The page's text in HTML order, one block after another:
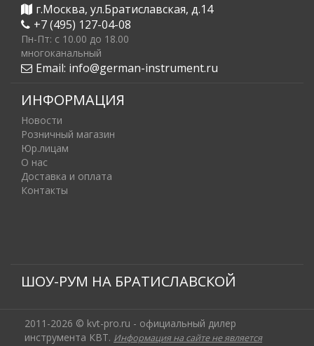
г.Москва, ул.Братиславская, д.14
+7 (495) 127-04-08
Пн-Пт: c 10.00 до 18.00
многоканальный
Email: info@german-instrument.ru
ИНФОРМАЦИЯ
Новости
Розничный магазин
Юр.лицам
О нас
Доставка и оплата
Контакты
ШОУ-РУМ НА БРАТИСЛАВСКОЙ
2011-2026 © kvt-pro.ru - официальный дилер
инструмента КВТ. Информация на сайте не является